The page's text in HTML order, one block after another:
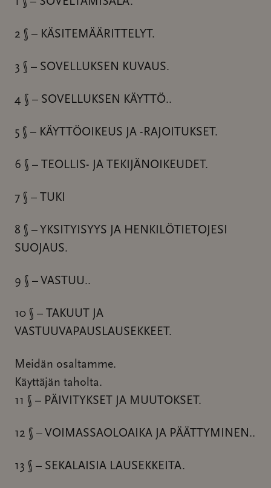
2 § – KÄSITEMÄÄRITTELYT.
3 § – SOVELLUKSEN KUVAUS.
4 § – SOVELLUKSEN KÄYTTÖ..
5 § – KÄYTTÖOIKEUS JA -RAJOITUKSET.
6 § – TEOLLIS- JA TEKIJÄNOIKEUDET.
7 § – TUKI
8 § – YKSITYISYYS JA HENKILÖTIETOJESI
SUOJAUS.
9 § – VASTUU..
10 § – TAKUUT JA
VASTUUVAPAUSLAUSEKKEET.
Meidän osaltamme.
Käyttäjän taholta.
11 § – PÄIVITYKSET JA MUUTOKSET.
12 § – VOIMASSAOLOAIKA JA PÄÄTTYMINEN..
13 § – SEKALAISIA LAUSEKKEITA.